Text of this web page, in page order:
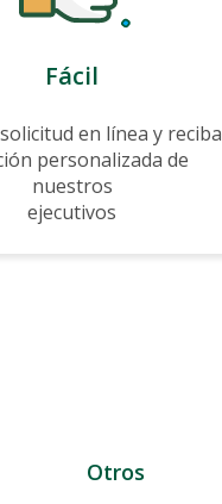
Fácil
en línea y reciba
personalizada de
nuestros
ejecutivos
Otros